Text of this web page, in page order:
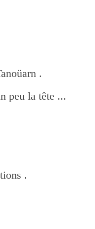
.
peu la tête ...
.